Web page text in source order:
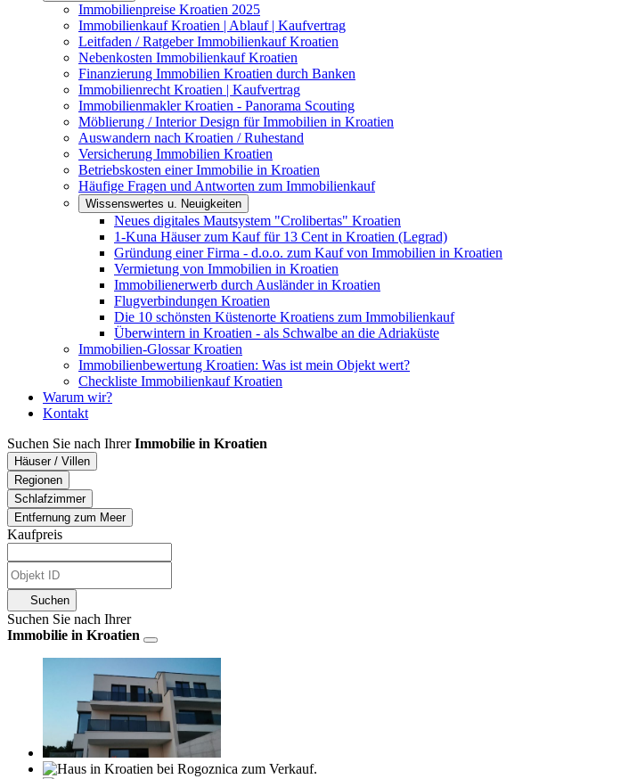
Immobilienpreise Kroatien 2025
Immobilienkauf Kroatien | Ablauf | Kaufvertrag
Leitfaden / Ratgeber Immobilienkauf Kroatien
Nebenkosten Immobilienkauf Kroatien
Finanzierung Immobilien Kroatien durch Banken
Immobilienrecht Kroatien | Kaufvertrag
Immobilienmakler Kroatien - Panorama Scouting
Möblierung / Interior Design für Immobilien in Kroatien
Auswandern nach Kroatien / Ruhestand
Versicherung Immobilien Kroatien
Betriebskosten einer Immobilie in Kroatien
Häufige Fragen und Antworten zum Immobilienkauf
Wissenswertes u. Neuigkeiten
Neues digitales Mautsystem "Crolibertas" Kroatien
1-Kuna Häuser zum Kauf für 13 Cent in Kroatien (Legrad)
Gründung einer Firma - d.o.o. zum Kauf von Immobilien in Kroatien
Vermietung von Immobilien in Kroatien
Immobilienerwerb durch Ausländer in Kroatien
Flugverbindungen Kroatien
Die 10 schönsten Küstenorte Kroatiens zum Immobilienkauf
Überwintern in Kroatien - als Schwalbe an die Adriaküste
Immobilien-Glossar Kroatien
Immobilienbewertung Kroatien: Was ist mein Objekt wert?
Checkliste Immobilienkauf Kroatien
Warum wir?
Kontakt
Suchen Sie nach IhrerImmobilie in Kroatien
Häuser / Villen
Regionen
Schlafzimmer
Entfernung zum Meer
Kaufpreis
Suchen
Suchen Sie nach Ihrer
Immobilie in Kroatien